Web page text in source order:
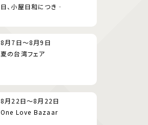
日、小屋日和につき‐
8月7日～8月9日
夏の台湾フェア
8月22日～8月22日
One Love Bazaar